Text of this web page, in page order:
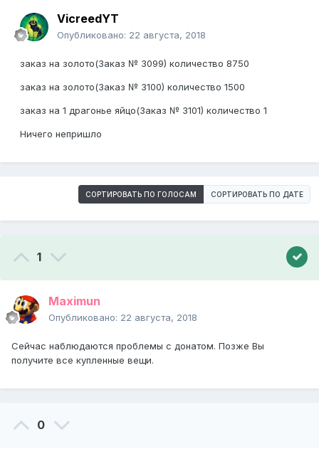
VicreedYT
Опубликовано: 22 августа, 2018
заказ на золото(Заказ № 3099) количество 8750
заказ на золото(Заказ № 3100) количество 1500
заказ на 1 драгонье яйцо(Заказ № 3101) количество 1
Ничего непришло
СОРТИРОВАТЬ ПО ГОЛОСАМ СОРТИРОВАТЬ ПО ДАТЕ
1
Maximun
Опубликовано: 22 августа, 2018
Сейчас наблюдаются проблемы с донатом. Позже Вы
получите все купленные вещи.
0